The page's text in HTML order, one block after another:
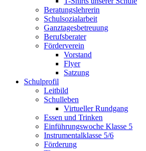
Beratungslehrerin
Schulsozialarbeit
Ganztagesbetreuung
Berufsberater
Förderverein
Vorstand
Flyer
Satzung
Schulprofil
Leitbild
Schulleben
Virtueller Rundgang
Essen und Trinken
Einführungswoche Klasse 5
Instrumentalklasse 5/6
Förderung